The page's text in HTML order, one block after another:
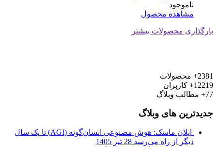
ناموجود
مشاهده محصول
بارگذاری محصولات بیشتر
2381+
محصولات
12219+
کاربران
77+
مطالب وبلاگ
جدیدترین های وبلاگ
ایلان ماسک: هوش مصنوعی انسان‌گونه (AGI) تا یک سال
دیگر از راه می‌رسد 28 تیر 1405